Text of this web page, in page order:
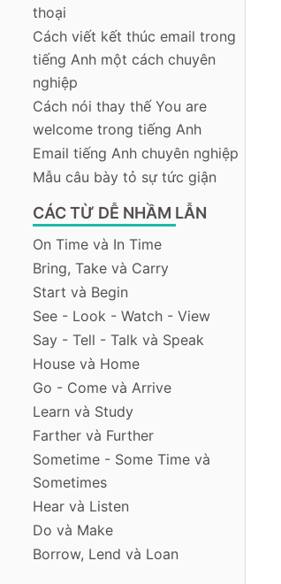
thoại
Cách viết kết thúc email trong
tiếng Anh một cách chuyên
nghiệp
Cách nói thay thế You are
welcome trong tiếng Anh
Email tiếng Anh chuyên nghiệp
Mẫu câu bày tỏ sự tức giận
CÁC TỪ DỄ NHẦM LẪN
On Time và In Time
Bring, Take và Carry
Start và Begin
See - Look - Watch - View
Say - Tell - Talk và Speak
House và Home
Go - Come và Arrive
Learn và Study
Farther và Further
Sometime - Some Time và
Sometimes
Hear và Listen
Do và Make
Borrow, Lend và Loan